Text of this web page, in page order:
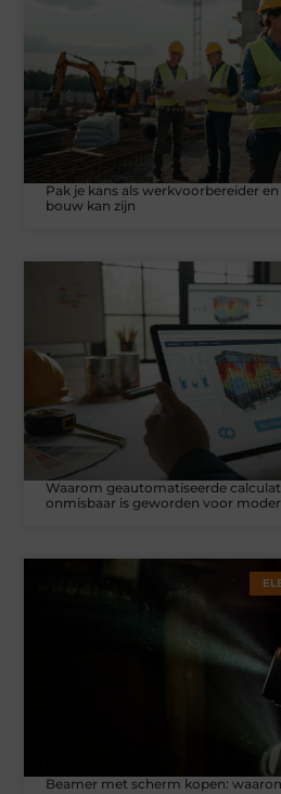
Pak je kans als werkvoorbereider
bouw kan zijn
Waarom geautomatiseerde
onmisbaar is geworden voor
Beamer met scherm kopen: